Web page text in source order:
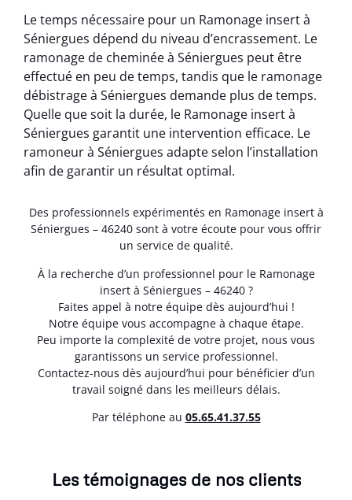
Le temps nécessaire pour un Ramonage insert à
Séniergues dépend du niveau d’encrassement. Le
ramonage de cheminée à Séniergues peut être
effectué en peu de temps, tandis que le ramonage
débistrage à Séniergues demande plus de temps.
Quelle que soit la durée, le Ramonage insert à
Séniergues garantit une intervention efficace. Le
ramoneur à Séniergues adapte selon l’installation
afin de garantir un résultat optimal.
Des professionnels expérimentés en Ramonage insert à
Séniergues – 46240 sont à votre écoute pour vous offrir
un service de qualité.
À la recherche d’un professionnel pour le Ramonage
insert à Séniergues – 46240 ?
Faites appel à notre équipe dès aujourd’hui !
Notre équipe vous accompagne à chaque étape.
Peu importe la complexité de votre projet, nous vous
garantissons un service professionnel.
Contactez-nous dès aujourd’hui pour bénéficier d’un
travail soigné dans les meilleurs délais.
Par téléphone au 05.65.41.37.55
Les témoignages de nos clients